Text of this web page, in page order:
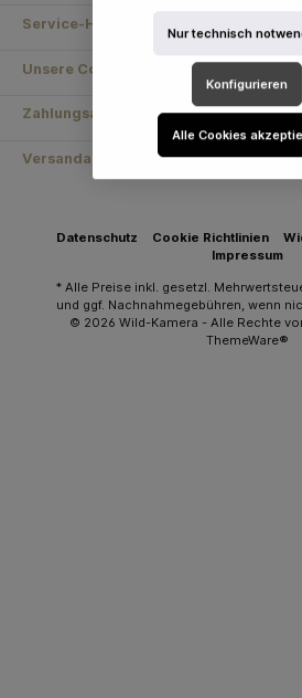
Service-Hotline
Unsere Communities
Zahlungsarten
Versandarten
Datenschutz Cookie Richtlinien
Impressum
* Alle Preise inkl. gesetzl.
und ggf. Nachnahmegebühren, wenn
© 2026 Wild-Kamera - Alle Rechte
ThemeWare®
Nur technisch
Konfigurieren
Alle Cookies